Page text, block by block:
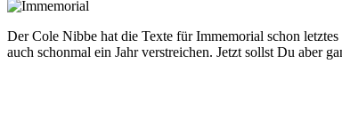
Der Cole Nibbe hat die Texte für Immemorial schon
auch schonmal ein Jahr verstreichen. Jetzt sollst Du aber